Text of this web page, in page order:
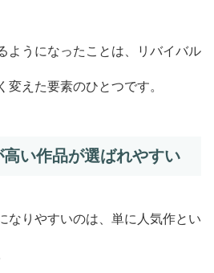
ようになったことは、リバイバル
変えた要素のひとつです。
い作品が選ばれやすい
なりやすいのは、単に人気作とい